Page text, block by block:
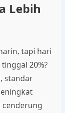
Lebih
tapi hari
20%?
standar
cenderung